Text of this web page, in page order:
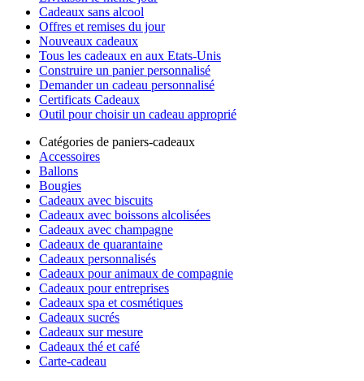
Cadeaux sans alcool
Offres et remises du jour
Nouveaux cadeaux
Tous les cadeaux en aux Etats-Unis
Construire un panier personnalisé
Demander un cadeau personnalisé
Certificats Cadeaux
Outil pour choisir un cadeau approprié
Catégories de paniers-cadeaux
Accessoires
Ballons
Bougies
Cadeaux avec biscuits
Cadeaux avec boissons alcolisées
Cadeaux avec champagne
Cadeaux de quarantaine
Cadeaux personnalisés
Cadeaux pour animaux de compagnie
Cadeaux pour entreprises
Cadeaux spa et cosmétiques
Cadeaux sucrés
Cadeaux sur mesure
Cadeaux thé et café
Carte-cadeau